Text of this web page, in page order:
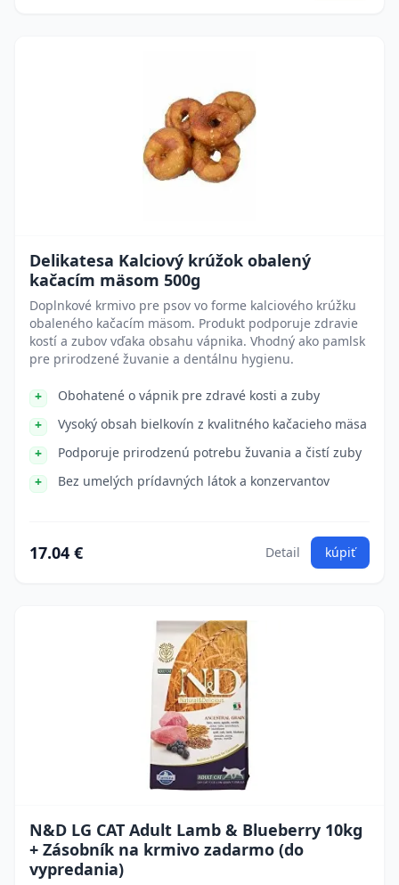
Delikatesa Kalciový krúžok obalený
kačacím mäsom 500g
Doplnkové krmivo pre psov vo forme kalciového krúžku
obaleného kačacím mäsom. Produkt podporuje zdravie
kostí a zubov vďaka obsahu vápnika. Vhodný ako pamlsk
pre prirodzené žuvanie a dentálnu hygienu.
Obohatené o vápnik pre zdravé kosti a zuby
Vysoký obsah bielkovín z kvalitného kačacieho mäsa
Podporuje prirodzenú potrebu žuvania a čistí zuby
Bez umelých prídavných látok a konzervantov
17.04 € Detail kúpiť
N&D LG CAT Adult Lamb & Blueberry 10kg
+ Zásobník na krmivo zadarmo (do
vypredania)